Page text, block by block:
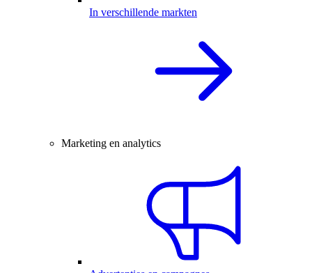
In verschillende markten
Marketing en analytics